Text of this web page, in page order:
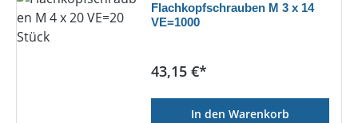
Flachkopfschrauben M 3 x 14
VE=1000
Regulärer Preis:
43,15 €*
In den Warenkorb